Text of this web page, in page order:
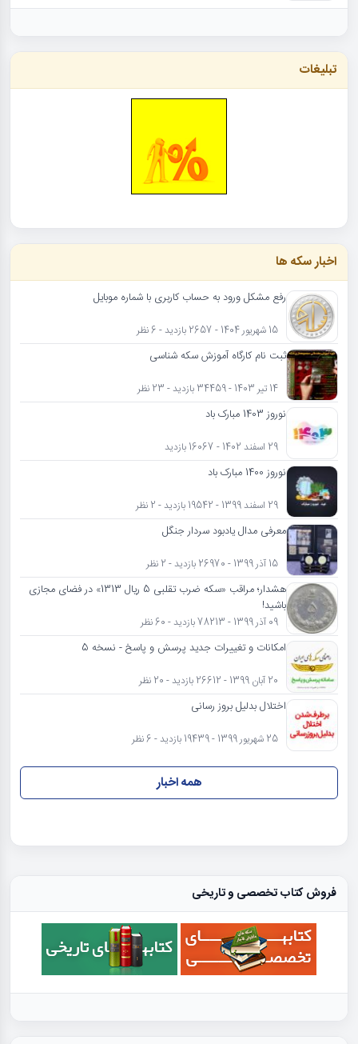
تبلیغات
اخبار سکه ها
رفع مشکل ورود به حساب کاربری با شماره موبایل
15 شهریور 1404 - 2657 بازدید - 6 نظر
ثبت نام کارگاه آموزش سکه شناسی
14 تیر 1403 - 34459 بازدید - 23 نظر
نوروز 1403 مبارک باد
29 اسفند 1402 - 16067 بازدید
نوروز 1400 مبارک باد
29 اسفند 1399 - 19542 بازدید - 2 نظر
معرفی مدال یادبود سردار جنگل
15 آذر 1399 - 26970 بازدید - 2 نظر
هشدار؛ مراقب «سکه ضرب تقلبی 5 ریال 1313» در فضای مجازی
باشید!
09 آذر 1399 - 78213 بازدید - 60 نظر
امکانات و تغییرات جدید پرسش و پاسخ - نسخه 5
20 آبان 1399 - 26612 بازدید - 20 نظر
اختلال بدلیل بروز رسانی
25 شهریور 1399 - 19439 بازدید - 6 نظر
همه اخبار
فروش کتاب تخصصی و تاریخی